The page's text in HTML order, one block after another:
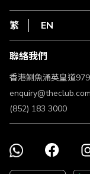
HKT
私隱聲明
使用條款
條款及細則
不歧視及不騷擾聲明
認可牌照及通告
繁 EN
聯絡我們
香港鰂魚涌英皇道
(852) 183 3000